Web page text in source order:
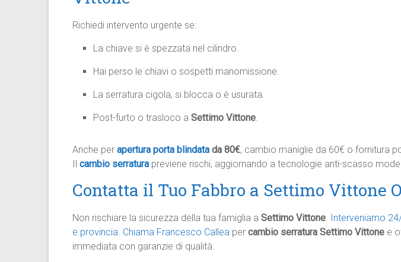
Richiedi intervento urgente se:
La chiave si è spezzata nel cilindro.
Hai perso le chiavi o sospetti manomissione.
La serratura cigola, si blocca o è usurata.
Post-furto o trasloco a Settimo Vittone.
Anche per apertura porta blindata da 80€, cambio maniglie da 60€ o fornitura
Il cambio serratura previene rischi, aggiornando a tecnologie anti-scasso
Contatta il Tuo Fabbro a Settimo Vittone
Non rischiare la sicurezza della tua famiglia a Settimo Vittone. Interveniamo
e provincia. Chiama Francesco Callea per cambio serratura Settimo Vittone e
immediata con garanzie di qualità.